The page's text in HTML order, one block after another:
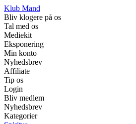
Klub Mand
Bliv klogere på os
Tal med os
Mediekit
Eksponering
Min konto
Nyhedsbrev
Affiliate
Tip os
Login
Bliv medlem
Nyhedsbrev
Kategorier